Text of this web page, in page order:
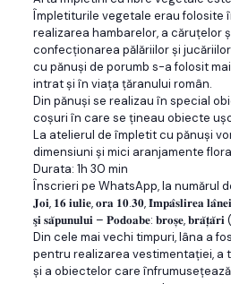
Împletiturile vegetale erau folosite
realizarea hambarelor, a căruţelor
confecţionarea pălăriilor şi
cu pănuși de porumb s-a folosit
intrat și în viața țăranului român.
Din pănuși se realizau în special
coșuri în care se țineau obiecte
La atelierul de împletit cu pănuși
dimensiuni şi mici aranjamente
Durata: 1h 30 min
Înscrieri pe WhatsApp, la numărul
𝐉𝐨𝐢, 𝟏𝟔 𝐢𝐮𝐥𝐢𝐞, 𝐨𝐫𝐚 𝟏𝟎.𝟑𝟎, 𝐈̂𝐦𝐩𝐚̂𝐬𝐥𝐢𝐫𝐞𝐚
𝐬̧𝐢 𝐬𝐚̆𝐩𝐮𝐧𝐮𝐥𝐮𝐢 – 𝐏𝐨𝐝𝐨𝐚𝐛𝐞: 𝐛𝐫𝐨𝐬̦𝐞, 𝐛𝐫𝐚̆𝐭̦𝐚̆𝐫𝐢
Din cele mai vechi timpuri, lâna a
pentru realizarea vestimentației, a
și a obiectelor care